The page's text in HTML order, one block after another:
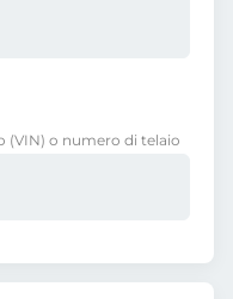
(VIN) o numero di telaio